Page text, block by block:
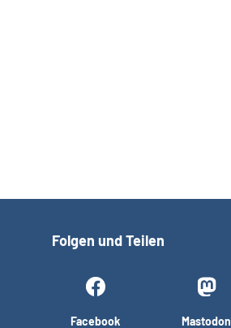
Folgen und Teilen
Facebook Mastodon